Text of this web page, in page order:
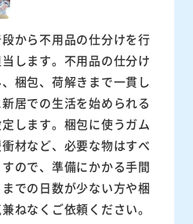
から不用品の仕分けを行
します。不用品の仕分け
梱包、荷解きまで一貫し
居での生活を始められる
します。梱包に使うガム
材など、必要な物はすべ
ので、準備にかかる手間
での日数が少ない方や梱
ねなくご依頼ください。